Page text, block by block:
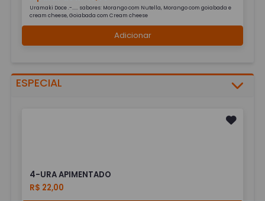
Uramaki Doce .-..... sabores: Morango com Nutella, Morango com goiabada e
cream cheese, Goiabada com Cream cheese
Adicionar
ESPECIAL
4-URA APIMENTADO
R$ 22,00